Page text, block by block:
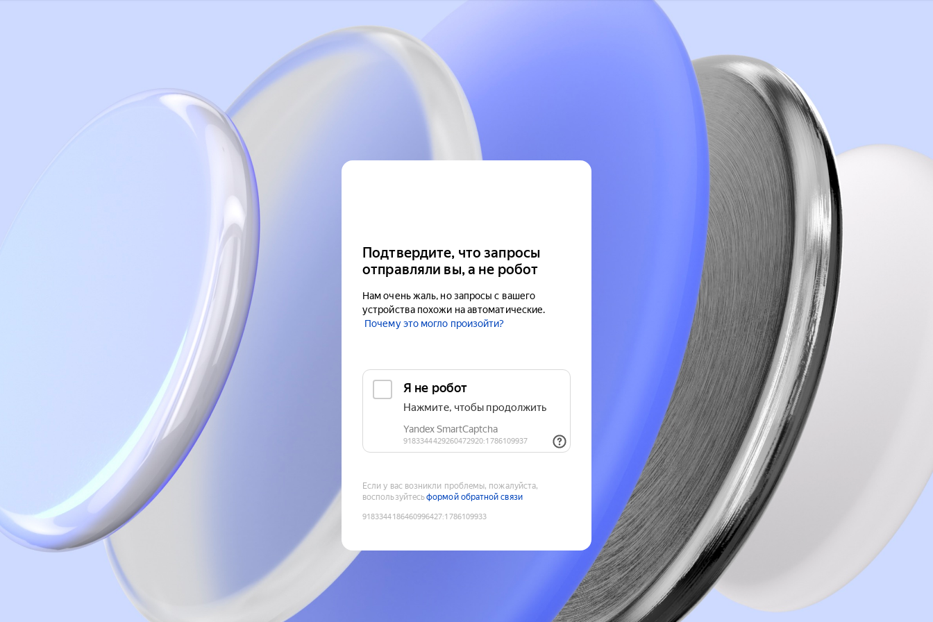
Подтвердите, что запросы
отправляли вы, а не робот
Нам очень жаль, но запросы с вашего
устройства похожи на автоматические.
Почему это могло произойти?
Если у вас возникли проблемы, пожалуйста,
воспользуйтесьформой обратной связи
9183344186460996427:1786109933